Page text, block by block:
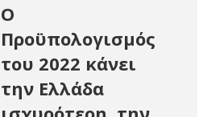
O
Προϋπολογισμός
του 2022 κάνει
την Ελλάδα